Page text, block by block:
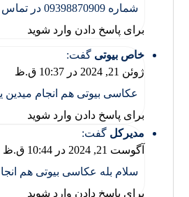
شماره 09398870909 در تماس باشید.
برای پاسخ دادن وارد شوید
خاص بیوتی گفت:
ژوئن 21, 2024 در 10:37 ق.ظ
عکاسی بیوتی هم انجام
برای پاسخ دادن وارد شوید
مدیرکل گفت:
آگوست 21, 2024 در 10:44 ق.ظ
سلام بله عکاسی بیوتی هم
برای پاسخ دادن وارد شوید